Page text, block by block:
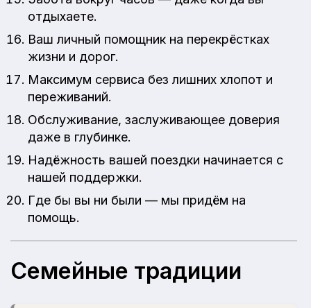
отдыхаете.
Ваш личный помощник на перекрёстках
жизни и дорог.
Максимум сервиса без лишних хлопот и
переживаний.
Обслуживание, заслуживающее доверия
даже в глубинке.
Надёжность вашей поездки начинается с
нашей поддержки.
Где бы вы ни были — мы придём на
помощь.
Семейные традиции